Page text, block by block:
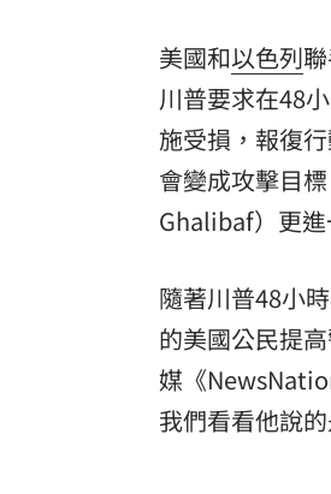
美國和以色列
川普要求在48
施受損，報復
會變成攻擊目
Ghalibaf）更進
隨著川普48小
的美國公民提
媒《
我們看看他說